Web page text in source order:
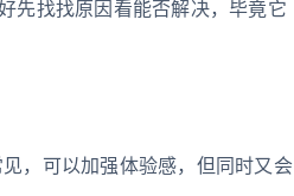
先找找原因看能否解决，毕竟它
，可以加强体验感，但同时又会